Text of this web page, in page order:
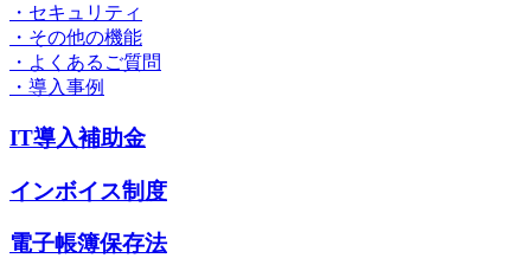
・セキュリティ
・その他の機能
・よくあるご質問
・導入事例
IT導入補助金
インボイス制度
電子帳簿保存法